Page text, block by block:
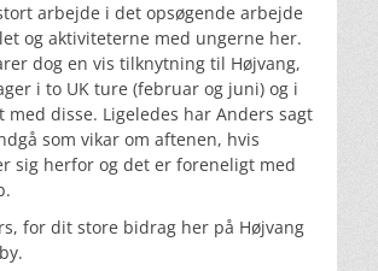
arbejde i det opsøgende arbejde
og aktiviteterne med ungerne her.
dog en vis tilknytning til Højvang,
i to UK ture (februar og juni) og i
med disse. Ligeledes har Anders sagt
som vikar om aftenen, hvis
sig herfor og det er foreneligt med
for dit store bidrag her på Højvang